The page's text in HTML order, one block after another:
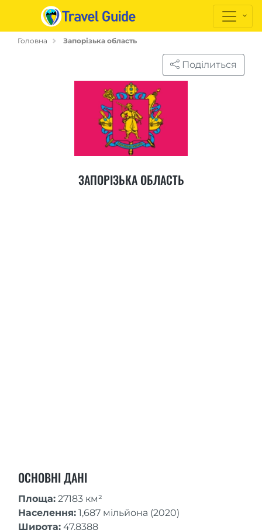
Головна Запорізька область
Поділиться
ЗАПОРІЗЬКА ОБЛАСТЬ
ОСНОВНІ ДАНІ
Площа: 27183 км²
Населення: 1,687 мільйона (2020)
Широта: 47.8388